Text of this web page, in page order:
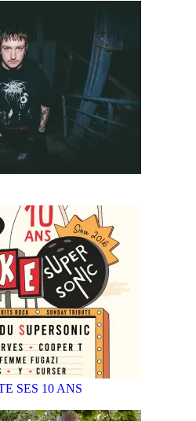
SES 10 ANS